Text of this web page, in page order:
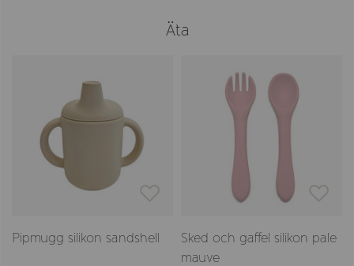
Äta
Pipmugg silikon sandshell
Sked och gaffel silikon pale
mauve